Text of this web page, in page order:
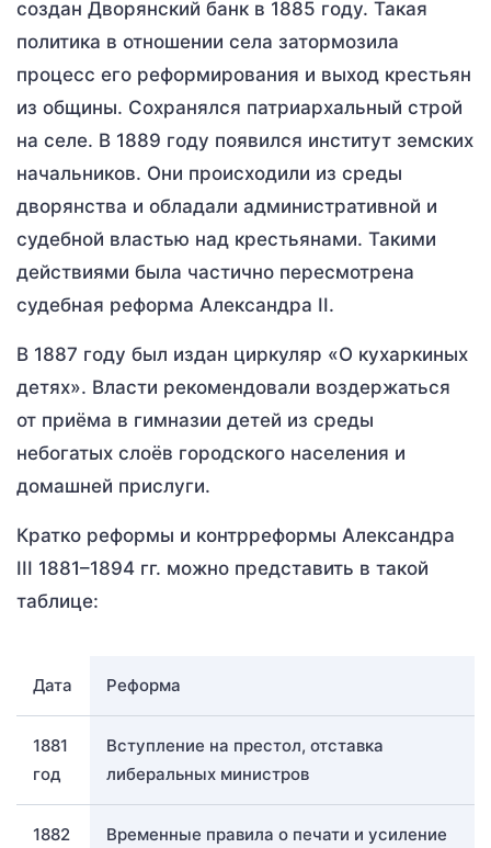
создан Дворянский банк в 1885 году. Такая
политика в отношении села затормозила
процесс его реформирования и выход крестьян
из общины. Сохранялся патриархальный строй
на селе. В 1889 году появился институт земских
начальников. Они происходили из среды
дворянства и обладали административной и
судебной властью над крестьянами. Такими
действиями была частично пересмотрена
судебная реформа Александра II.
В 1887 году был издан циркуляр «О кухаркиных
детях». Власти рекомендовали воздержаться
от приёма в гимназии детей из среды
небогатых слоёв городского населения и
домашней прислуги.
Кратко реформы и контрреформы Александра
III 1881–1894 гг. можно представить в такой
таблице:
Дата Реформа
1881
год
Вступление на престол, отставка
либеральных министров
1882
Временные правила о печати и усиление